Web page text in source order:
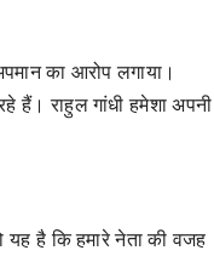
का आरोप लगाया।
हैं। राहुल गांधी हमेशा अपनी
है कि हमारे नेता की वजह